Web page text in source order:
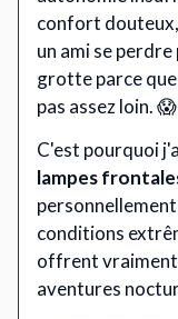
confort douteux,
un ami se
grotte parce
pas assez loin. 😱
C'est pourquoi
lampes
conditions
offrent
aventures